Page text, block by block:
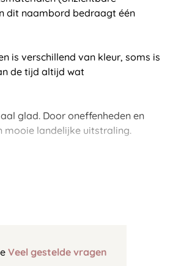
dit naambord bedraagt één
is verschillend van kleur, soms is
de tijd altijd wat
glad. Door oneffenheden en
mooie landelijke uitstraling.
Veel gestelde vragen